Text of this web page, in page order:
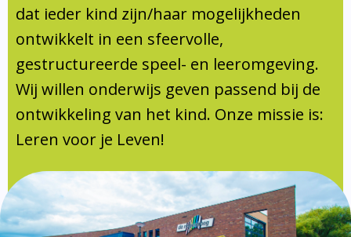
Schoolvakanties
Ouderraad
Medezeggenschapsraad
Documentatie
Formulieren
SIKO
Samenwerkingen
dat ieder kind zijn/haar mogelijkheden
ontwikkelt in een sfeervolle,
gestructureerde speel- en leeromgeving.
Wij willen onderwijs geven passend bij de
ontwikkeling van het kind. Onze missie is:
Leren voor je Leven!